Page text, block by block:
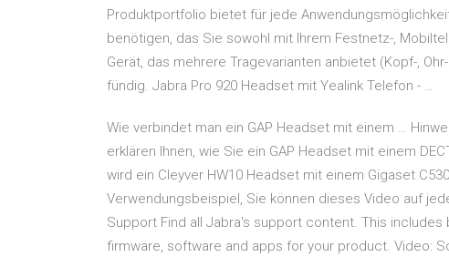
Produktportfolio bietet für jede
benötigen, das Sie sowohl mit Ihrem Festnetz-,
Gerät, das mehrere Tragevarianten anbietet (Kopf-,
fündig. Jabra Pro 920 Headset mit Yealink Telefon - …
Wie verbindet man ein GAP Headset mit einem …
erklären Ihnen, wie Sie ein GAP Headset mit einem
wird ein Cleyver HW10 Headset mit einem Gigaset
Verwendungsbeispiel, Sie können dieses Video auf
Support Find all Jabra's support content. This
firmware, software and apps for your product. Video: